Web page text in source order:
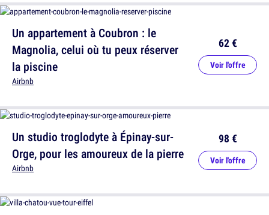
Un studio troglodyte à Épinay-sur-
Orge, pour les amoureux de la pierre
Airbnb
98 €
Voir l'offre
Un appartement à Coubron : le
Magnolia, celui où tu peux réserver
la piscine
Airbnb
62 €
Voir l'offre